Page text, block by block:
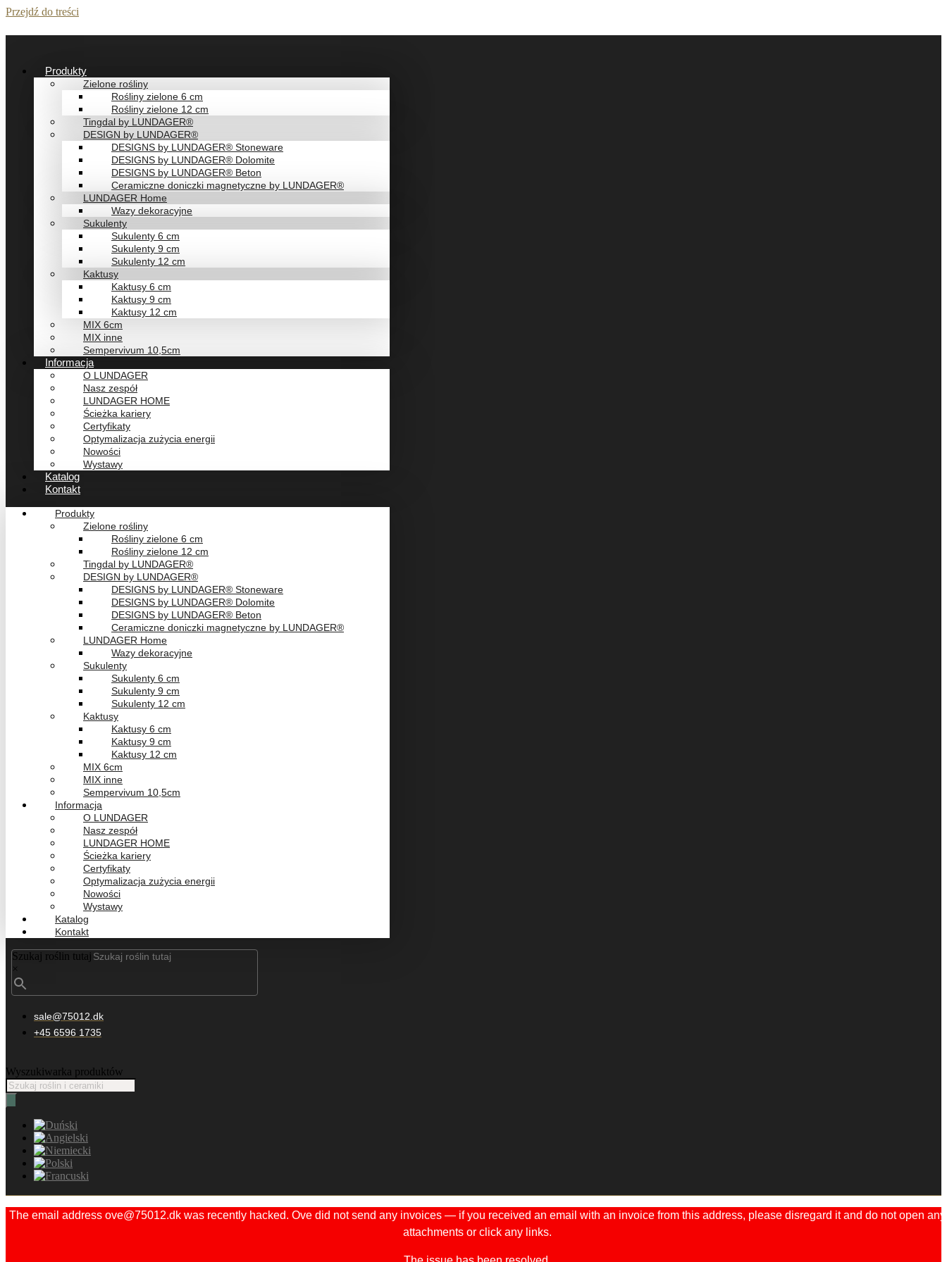
Przejdź do treści
Produkty
Zielone rośliny
Rośliny zielone 6 cm
Rośliny zielone 12 cm
Tingdal by LUNDAGER®
DESIGN by LUNDAGER®
DESIGNS by LUNDAGER® Stoneware
DESIGNS by LUNDAGER® Dolomite
DESIGNS by LUNDAGER® Beton
Ceramiczne doniczki magnetyczne by LUNDAGER®
LUNDAGER Home
Wazy dekoracyjne
Sukulenty
Sukulenty 6 cm
Sukulenty 9 cm
Sukulenty 12 cm
Kaktusy
Kaktusy 6 cm
Kaktusy 9 cm
Kaktusy 12 cm
MIX 6cm
MIX inne
Sempervivum 10,5cm
Informacja
O LUNDAGER
Nasz zespół
LUNDAGER HOME
Ścieżka kariery
Certyfikaty
Optymalizacja zużycia energii
Nowości
Wystawy
Katalog
Kontakt
Produkty
Zielone rośliny
Rośliny zielone 6 cm
Rośliny zielone 12 cm
Tingdal by LUNDAGER®
DESIGN by LUNDAGER®
DESIGNS by LUNDAGER® Stoneware
DESIGNS by LUNDAGER® Dolomite
DESIGNS by LUNDAGER® Beton
Ceramiczne doniczki magnetyczne by LUNDAGER®
LUNDAGER Home
Wazy dekoracyjne
Sukulenty
Sukulenty 6 cm
Sukulenty 9 cm
Sukulenty 12 cm
Kaktusy
Kaktusy 6 cm
Kaktusy 9 cm
Kaktusy 12 cm
MIX 6cm
MIX inne
Sempervivum 10,5cm
Informacja
O LUNDAGER
Nasz zespół
LUNDAGER HOME
Ścieżka kariery
Certyfikaty
Optymalizacja zużycia energii
Nowości
Wystawy
Katalog
Kontakt
Szukaj roślin tutaj
×
sale@75012.dk
+45 6596 1735
Wyszukiwarka produktów
The email address ove@75012.dk was recently hacked. Ove did not send any invoices — if you received an email with an invoice from this address, please disregard it and do not open any
attachments or click any links.